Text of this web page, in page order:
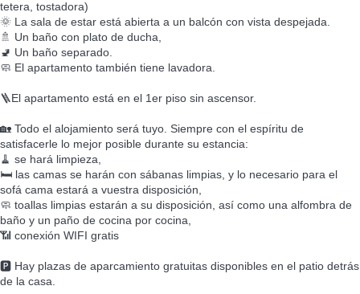
tetera, tostadora)
🌞 La sala de estar está abierta a un balcón con vista despejada.
🚿 Un baño con plato de ducha,
🚽 Un baño separado.
🧼 El apartamento también tiene lavadora.
🪜El apartamento está en el 1er piso sin ascensor.
🏡 Todo el alojamiento será tuyo. Siempre con el espíritu de
satisfacerle lo mejor posible durante su estancia:
🧹 se hará limpieza,
🛏️ las camas se harán con sábanas limpias, y lo necesario para el
sofá cama estará a vuestra disposición,
🧼 toallas limpias estarán a su disposición, así como una alfombra de
baño y un paño de cocina por cocina,
📶 conexión WIFI gratis
🅿️ Hay plazas de aparcamiento gratuitas disponibles en el patio detrás
de la casa.